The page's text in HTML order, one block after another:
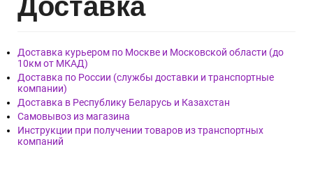
Доставка
Доставка курьером по Москве и Московской области (до
10км от МКАД)
Доставка по России (службы доставки и транспортные
компании)
Доставка в Республику Беларусь и Казахстан
Самовывоз из магазина
Инструкции при получении товаров из транспортных
компаний